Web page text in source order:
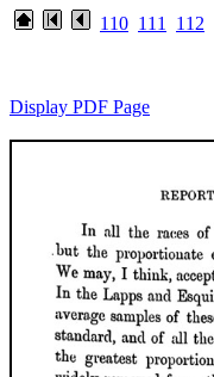
110 111 112
Display PDF Page